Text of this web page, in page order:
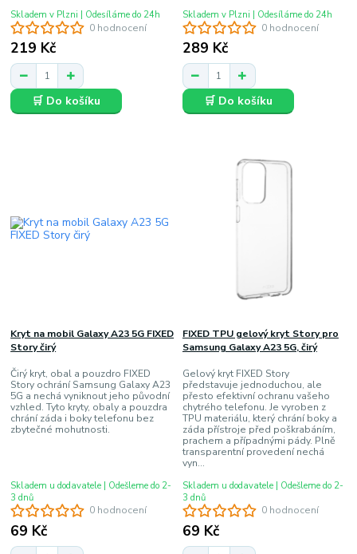
0 hodnocení
219 Kč
Skladem v Plzni | Odesíláme do 24h
🛒 Do košíku
0 hodnocení
289 Kč
Skladem v Plzni | Odesíláme do 24h
🛒 Do košíku
0 hodnocení
Kryt na mobil Galaxy A23 5G FIXED
Story čirý
Čirý kryt, obal a pouzdro FIXED
Story ochrání Samsung Galaxy A23
5G a nechá vyniknout jeho původní
vzhled. Tyto kryty, obaly a pouzdra
chrání záda i boky telefonu bez
zbytečné mohutnosti.
69 Kč
Skladem u dodavatele | Odešleme do 2-
3 dnů
0 hodnocení
FIXED TPU gelový kryt Story pro
Samsung Galaxy A23 5G, čirý
Gelový kryt FIXED Story
představuje jednoduchou, ale
přesto efektivní ochranu vašeho
chytrého telefonu. Je vyroben z
TPU materiálu, který chrání boky a
záda přístroje před poškrabáním,
prachem a případnými pády. Plně
transparentní provedení nechá
vyn...
69 Kč
Skladem u dodavatele | Odešleme do 2-
3 dnů